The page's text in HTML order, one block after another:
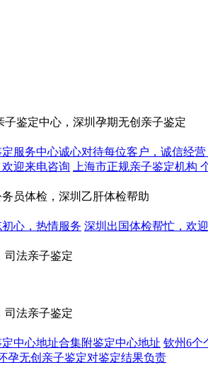
鉴定中心，深圳孕期无创亲子鉴定
服务中心诚心对待每位客户，诚信经
迎来电咨询 上海市正规亲子鉴定机构
员体检，深圳乙肝体检帮助
心，热情服务 深圳出国体检帮忙，欢
司法亲子鉴定
司法亲子鉴定
中心地址合集附鉴定中心地址 钦州6个
孕无创亲子鉴定对鉴定结果负责